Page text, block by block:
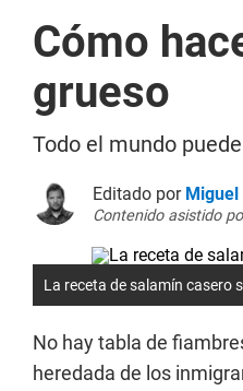
Cómo
grueso
Todo el mundo
Editado por Miguel
Contenido asistido
La receta de salamín casero
No hay tabla de
heredada de los